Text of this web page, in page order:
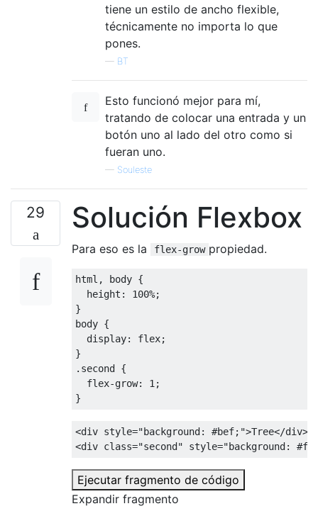
tiene un estilo de ancho flexible,
técnicamente no importa lo que
pones.
— BT
Esto funcionó mejor para mí,
tratando de colocar una entrada y un
botón uno al lado del otro como si
fueran uno.
— Souleste
29 Solución Flexbox
Para eso es la flex-grow propiedad.
html , body {
height : 100%;
}
body {
display: flex;
}
. second {
flex-grow: 1 ;
}
<div style="background: #bef; ">Tree</div>
<div class="second" style="background:
Ejecutar fragmento de código
Expandir fragmento